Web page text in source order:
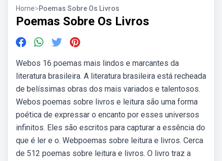
Home>Poemas Sobre Os Livros
Poemas Sobre Os Livros
Webos 16 poemas mais lindos e marcantes da
literatura brasileira. A literatura brasileira está recheada
de belíssimas obras dos mais variados e talentosos.
Webos poemas sobre livros e leitura são uma forma
poética de expressar o encanto por esses universos
infinitos. Eles são escritos para capturar a essência do
que é ler e o. Webpoemas sobre leitura e livros. Cerca
de 512 poemas sobre leitura e livros. O livro traz a